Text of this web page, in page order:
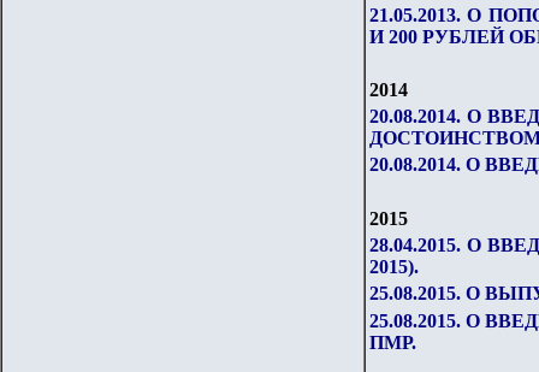
21.05.2013. О
И 200 РУБЛЕЙ
2014
20.08.2014. О
ДОСТОИНСТВОМ
20.08.2014. О
2015
28.04.2015. О
2015).
25.08.2015. О
25.08.2015. О
ПМР.